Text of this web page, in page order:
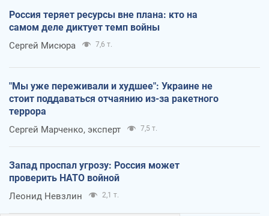
Россия теряет ресурсы вне плана: кто на
самом деле диктует темп войны
Сергей Мисюра 7,6 т.
"Мы уже переживали и худшее": Украине не
стоит поддаваться отчаянию из-за ракетного
террора
Сергей Марченко, эксперт 7,5 т.
Запад проспал угрозу: Россия может
проверить НАТО войной
Леонид Невзлин 2,1 т.